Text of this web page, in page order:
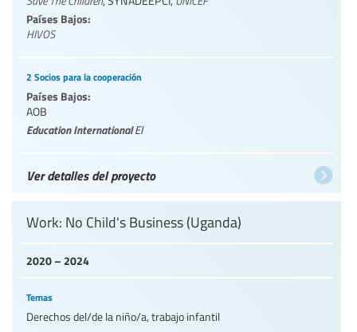
Países Bajos:
HIVOS
2 Socios para la cooperación
Países Bajos:
AOB
Education InternationalEI
Ver detalles del proyecto
2020 – 2024
Work: No Child's Business (Uganda)
Temas
Derechos del/de la niño/a, trabajo infantil